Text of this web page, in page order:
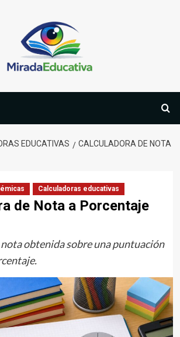
EDUCATIVAS
CALCULADORA DE NOTA
Calculadoras educativas
de Nota a Porcentaje
obtenida sobre una puntuación